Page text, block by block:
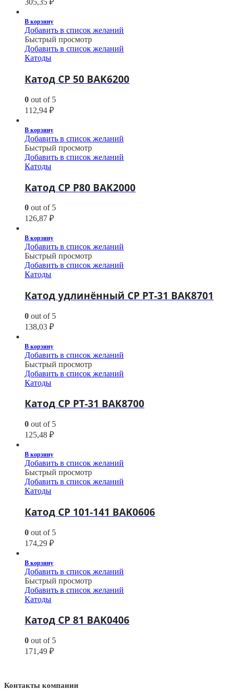
305,35 ₽
В корзину
Добавить в список желаний
Быстрый просмотр
Добавить в список желаний
Катоды
Катод CP 50 BAK6200
0 out of 5
112,94 ₽
В корзину
Добавить в список желаний
Быстрый просмотр
Добавить в список желаний
Катоды
Катод CP P80 BAK2000
0 out of 5
126,87 ₽
В корзину
Добавить в список желаний
Быстрый просмотр
Добавить в список желаний
Катоды
Катод удлинённый CP PT-31 BAK8701
0 out of 5
138,03 ₽
В корзину
Добавить в список желаний
Быстрый просмотр
Добавить в список желаний
Катоды
Катод CP PT-31 BAK8700
0 out of 5
125,48 ₽
В корзину
Добавить в список желаний
Быстрый просмотр
Добавить в список желаний
Катоды
Катод CP 101-141 BAK0606
0 out of 5
174,29 ₽
В корзину
Добавить в список желаний
Быстрый просмотр
Добавить в список желаний
Катоды
Катод CP 81 BAK0406
0 out of 5
171,49 ₽
Контакты компании